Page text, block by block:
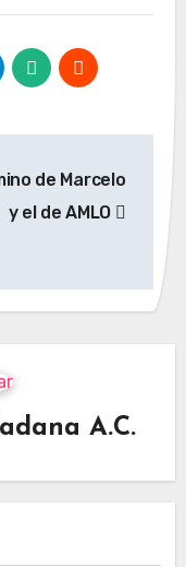
de Marcelo
y el de AMLO
A.C.